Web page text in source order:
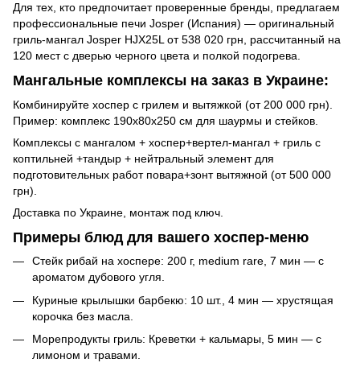
Для тех, кто предпочитает проверенные бренды, предлагаем
профессиональные печи Josper (Испания) — оригинальный
гриль-мангал Josper HJX25L от 538 020 грн, рассчитанный на
120 мест с дверью черного цвета и полкой подогрева.
Мангальные комплексы на заказ в Украине:
Комбинируйте хоспер с грилем и вытяжкой (от 200 000 грн).
Пример: комплекс 190x80x250 см для шаурмы и стейков.
Комплексы с мангалом + хоспер+вертел-мангал + гриль с
коптильней +тандыр + нейтральный элемент для
подготовительных работ повара+зонт вытяжной (от 500 000
грн).
Доставка по Украине, монтаж под ключ.
Примеры блюд для вашего хоспер-меню
Стейк рибай на хоспере: 200 г, medium rare, 7 мин — с
ароматом дубового угля.
Куриные крылышки барбекю: 10 шт., 4 мин — хрустящая
корочка без масла.
Морепродукты гриль: Креветки + кальмары, 5 мин — с
лимоном и травами.